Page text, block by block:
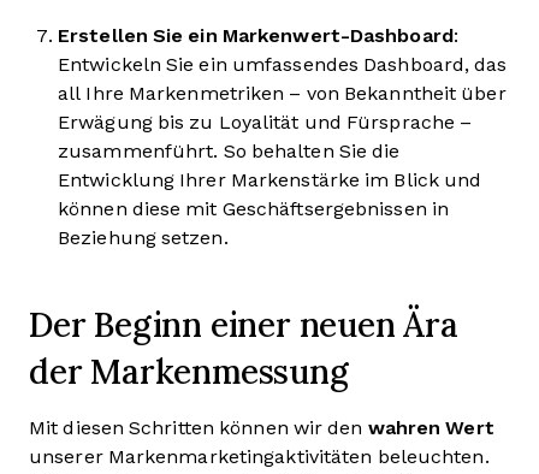
Erstellen Sie ein Markenwert-Dashboard:
Entwickeln Sie ein umfassendes Dashboard, das
all Ihre Markenmetriken – von Bekanntheit über
Erwägung bis zu Loyalität und Fürsprache –
zusammenführt. So behalten Sie die
Entwicklung Ihrer Markenstärke im Blick und
können diese mit Geschäftsergebnissen in
Beziehung setzen.
Der Beginn einer neuen Ära
der Markenmessung
Mit diesen Schritten können wir den wahren Wert
unserer Markenmarketingaktivitäten beleuchten.